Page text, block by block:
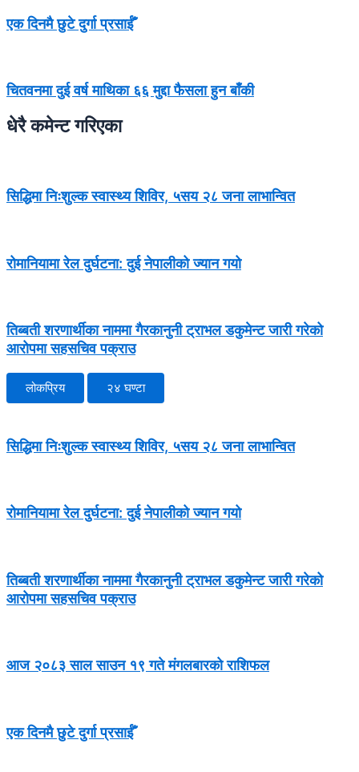
एक दिनमै छुटे दुर्गा प्रसाईँ
चितवनमा दुई वर्ष माथिका ६६ मुद्दा फैसला हुन बाँकी
धेरै कमेन्ट गरिएका
सिद्धिमा निःशुल्क स्वास्थ्य शिविर, ५सय २८ जना लाभान्वित
रोमानियामा रेल दुर्घटना: दुई नेपालीको ज्यान गयो
तिब्बती शरणार्थीका नाममा गैरकानुनी ट्राभल डकुमेन्ट जारी गरेको
आरोपमा सहसचिव पक्राउ
लोकप्रिय २४ घण्टा
सिद्धिमा निःशुल्क स्वास्थ्य शिविर, ५सय २८ जना लाभान्वित
रोमानियामा रेल दुर्घटना: दुई नेपालीको ज्यान गयो
तिब्बती शरणार्थीका नाममा गैरकानुनी ट्राभल डकुमेन्ट जारी गरेको
आरोपमा सहसचिव पक्राउ
आज २०८३ साल साउन १९ गते मंगलबारको राशिफल
एक दिनमै छुटे दुर्गा प्रसाईँ